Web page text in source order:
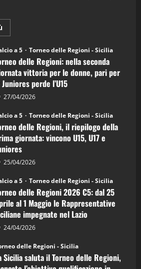
informazioni
Torneo
delle
Regioni
di
calcio
a
5:
la
Juniores
è
vicecampione
d’Italia
a 5 Torneo delle Regioni - Sicilia
delle Regioni: nella seconda
vittoria per le donne, pari per
Juniores perde l’U15
27/04/2026
a 5 Torneo delle Regioni - Sicilia
delle Regioni, il riepilogo della
giornata: vincono U15, U17 e
25/04/2026
a 5 Torneo delle Regioni - Sicilia
delle Regioni 2026 C5: dal 25
al 1 Maggio le Rappresentative
impegnate nel Lazio
24/04/2026
delle Regioni - Sicilia
Sicilia saluta il Torneo delle Regioni,